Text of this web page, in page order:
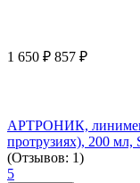
1 650 ₽ 857 ₽
АРТРОНИК,
протрузиях), 200 мл,
(Отзывов: 1)
5